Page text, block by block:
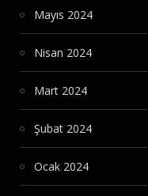
Mayıs 2024
Nisan 2024
Mart 2024
Şubat 2024
Ocak 2024